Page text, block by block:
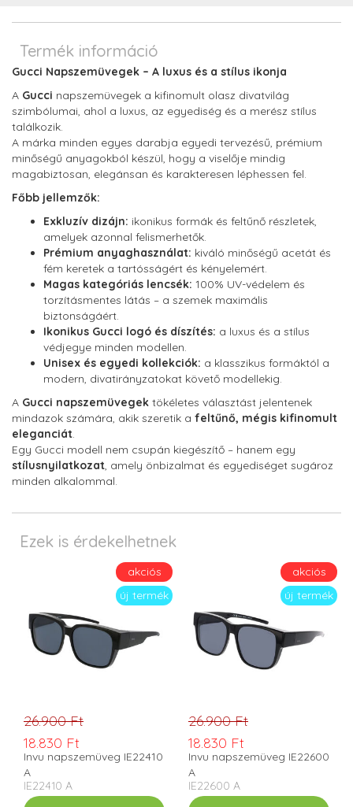
Termék információ
Gucci Napszemüvegek – A luxus és a stílus ikonja
A Gucci napszemüvegek a kifinomult olasz divatvilág
szimbólumai, ahol a luxus, az egyediség és a merész stílus
találkozik.
A márka minden egyes darabja egyedi tervezésű, prémium
minőségű anyagokból készül, hogy a viselője mindig
magabiztosan, elegánsan és karakteresen léphessen fel.
Főbb jellemzők:
Exkluzív dizájn: ikonikus formák és feltűnő részletek,
amelyek azonnal felismerhetők.
Prémium anyaghasználat: kiváló minőségű acetát és
fém keretek a tartósságért és kényelemért.
Magas kategóriás lencsék: 100% UV-védelem és
torzításmentes látás – a szemek maximális
biztonságáért.
Ikonikus Gucci logó és díszítés: a luxus és a stílus
védjegye minden modellen.
Unisex és egyedi kollekciók: a klasszikus formáktól a
modern, divatirányzatokat követő modellekig.
A Gucci napszemüvegek tökéletes választást jelentenek
mindazok számára, akik szeretik a feltűnő, mégis kifinomult
eleganciát.
Egy Gucci modell nem csupán kiegészítő – hanem egy
stílusnyilatkozat, amely önbizalmat és egyediséget sugároz
minden alkalommal.
Ezek is érdekelhetnek
akciós
új termék
26.900 Ft
18.830 Ft
Invu napszemüveg IE22410
A
IE22410 A
akciós
új termék
26.900 Ft
18.830 Ft
Invu napszemüveg IE22600
A
IE22600 A